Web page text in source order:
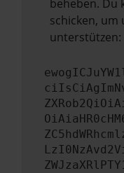
beheben. Du
schicken, um
unterstützen: